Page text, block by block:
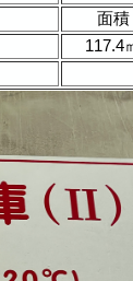
面積
117.4